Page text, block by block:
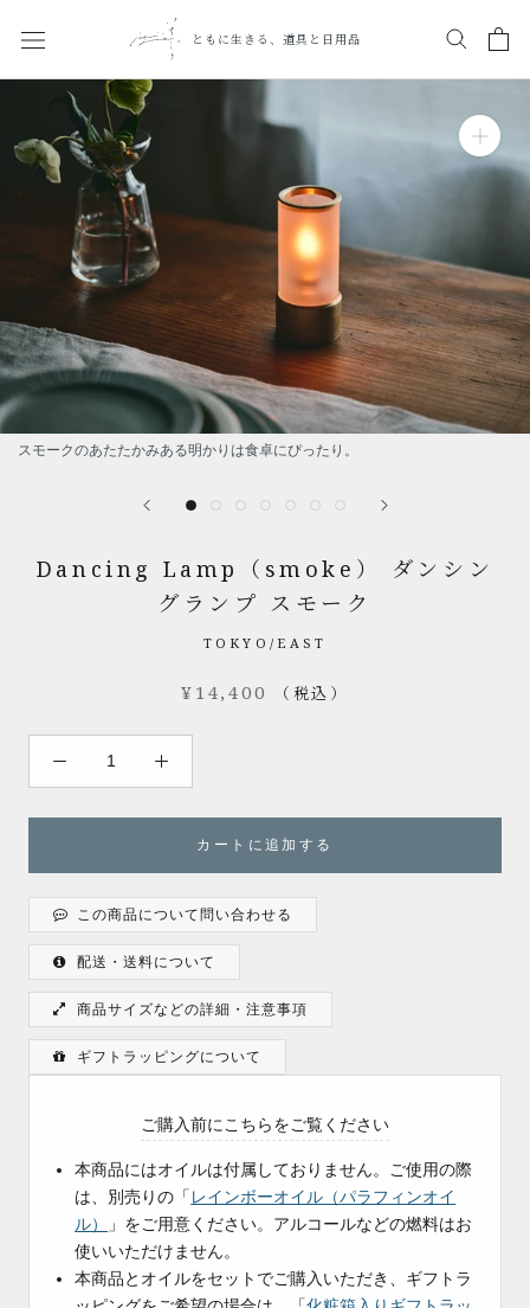
て
移
動
す
る
ともに生きる、道具と日用品
スモークのあたたかみある明かりは食卓にぴったり。
Dancing Lamp（smoke） ダンシン
グランプ スモーク
TOKYO/EAST
¥14,400 （税込）
カートに追加する
この商品について問い合わせる
配送・送料について
商品サイズなどの詳細・注意事項
ギフトラッピングについて
ご購入前にこちらをご覧ください
本商品にはオイルは付属しておりません。ご使用の際
は、別売りの「 レインボーオイル（パラフィンオイ
ル）
」をご用意ください。アルコールなどの燃料はお
使いいただけません。
本商品とオイルをセットでご購入いただき、ギフトラ